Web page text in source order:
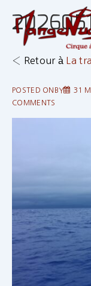
passer
principal
‹ Retour à La
POSTED ONBY 31
COMMENTS